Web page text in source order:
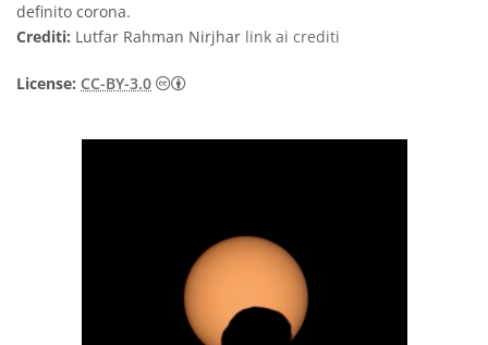
definito corona.
Crediti: Lutfar Rahman Nirjhar link ai crediti
License: CC-BY-3.0 Creative Commons Attribuzione 3.0